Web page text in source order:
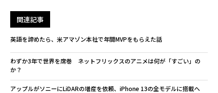
関連記事
英語を諦めたら、米アマゾン本社で年間MVPをもらえた話
わずか3年で世界を席巻 ネットフリックスのアニメは何が「すごい」の
か？
アップルがソニーにLiDARの増産を依頼、iPhone 13の全モデルに搭載へ